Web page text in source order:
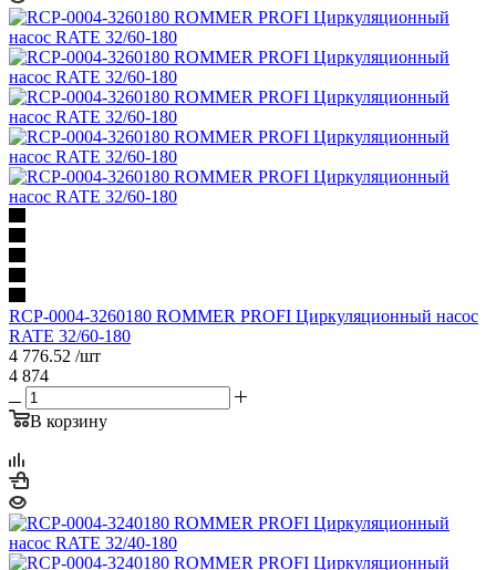
RCP-0004-3260180 ROMMER PROFI Циркуляционный насос
RATE 32/60-180
4 776.52 /шт
4 874
В корзину